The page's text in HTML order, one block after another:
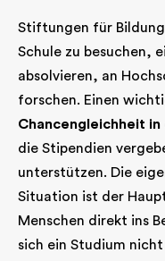
Stiftungen für
Schule zu besuchen,
absolvieren, an
forschen. Einen
Chancengleichheit in
die Stipendien
unterstützen. Die
Situation ist der
Menschen direkt ins
sich ein Studium